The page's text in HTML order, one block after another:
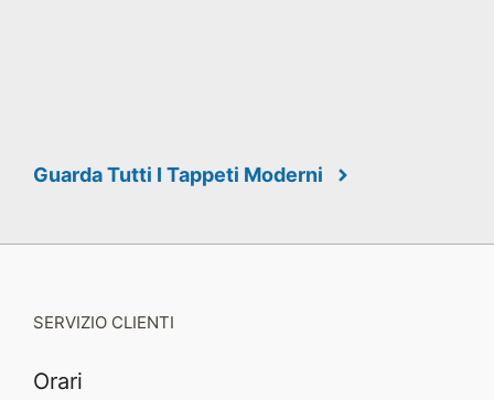
Guarda Tutti I Tappeti Moderni
SERVIZIO CLIENTI
Orari